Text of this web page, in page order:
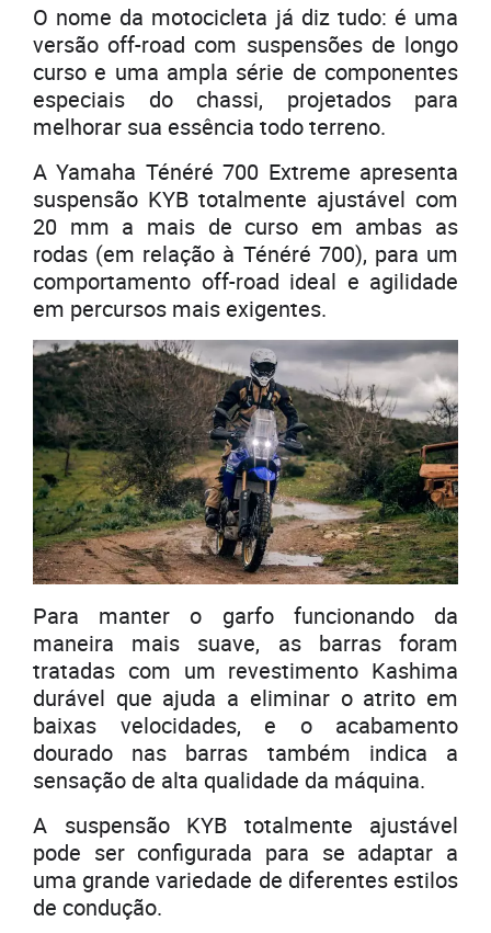
O nome da motocicleta já diz tudo: é uma
versão off-road com suspensões de longo
curso e uma ampla série de componentes
especiais do chassi, projetados para
melhorar sua essência todo terreno.
A Yamaha Ténéré 700 Extreme apresenta
suspensão KYB totalmente ajustável com
20 mm a mais de curso em ambas as
rodas (em relação à Ténéré 700), para um
comportamento off-road ideal e agilidade
em percursos mais exigentes.
Para manter o garfo funcionando da
maneira mais suave, as barras foram
tratadas com um revestimento Kashima
durável que ajuda a eliminar o atrito em
baixas velocidades, e o acabamento
dourado nas barras também indica a
sensação de alta qualidade da máquina.
A suspensão KYB totalmente ajustável
pode ser configurada para se adaptar a
uma grande variedade de diferentes estilos
de condução.